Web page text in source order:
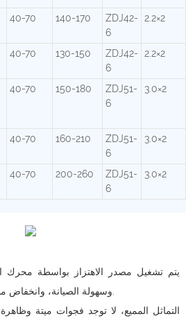
40-70 140-170
ZDJ42-
6
2.2×2
40-70 130-150
ZDJ42-
6
2.2×2
40-70 150-180
ZDJ51-
6
3.0×2
40-70 160-210
ZDJ51-
6
3.0×2
40-70 200-260
ZDJ51-
6
3.0×2
وسهولة الصيانة، وانخفاض مستوى الضجيج، والعمر الطويل.